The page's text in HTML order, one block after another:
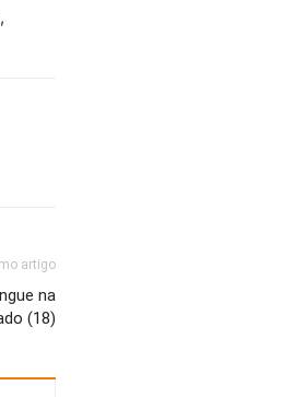
artigo
na
(18)